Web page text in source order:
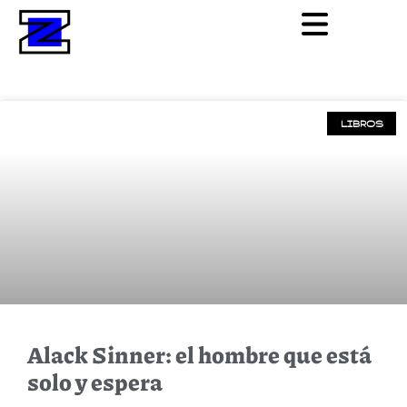
LIBROS
Alack Sinner: el hombre que está
solo y espera